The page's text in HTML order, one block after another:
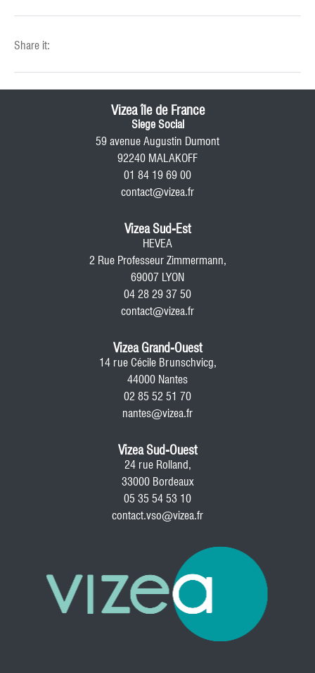
Share it:
Vizea île de France
Siege Social
59 avenue Augustin Dumont
92240 MALAKOFF
01 84 19 69 00
contact@vizea.fr
Vizea Sud-Est
HEVEA
2 Rue Professeur Zimmermann,
69007 LYON
04 28 29 37 50
contact@vizea.fr
Vizea Grand-Ouest
14 rue Cécile Brunschvicg,
44000 Nantes
02 85 52 51 70
nantes@vizea.fr
Vizea Sud-Ouest
24 rue Rolland,
33000 Bordeaux
05 35 54 53 10
contact.vso@vizea.fr